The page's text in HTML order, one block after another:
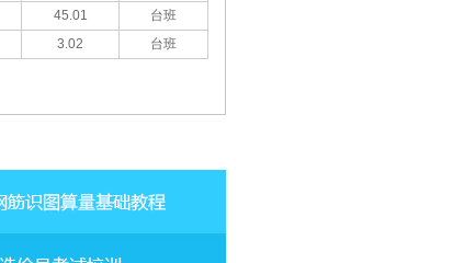
45.01
台班
3.02 台班